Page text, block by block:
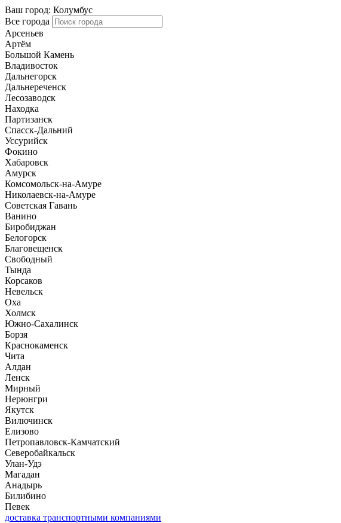
Ваш город: Колумбус
Все города
Арсеньев
Артём
Большой Камень
Владивосток
Дальнегорск
Дальнереченск
Лесозаводск
Находка
Партизанск
Спасск-Дальний
Уссурийск
Фокино
Хабаровск
Амурск
Комсомольск-на-Амуре
Николаевск-на-Амуре
Советская Гавань
Ванино
Биробиджан
Белогорск
Благовещенск
Свободный
Тында
Корсаков
Невельск
Оха
Холмск
Южно-Сахалинск
Борзя
Краснокаменск
Чита
Алдан
Ленск
Мирный
Нерюнгри
Якутск
Вилючинск
Елизово
Петропавловск-Камчатский
Северобайкальск
Улан-Удэ
Магадан
Анадырь
Билибино
Певек
доставка транспортными компаниями